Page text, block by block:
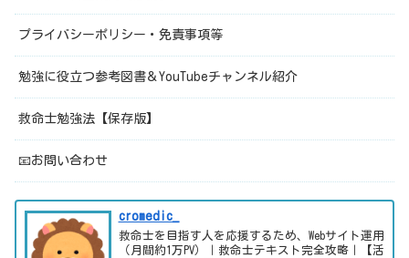
プライバシーポリシー・免責事項等
勉強に役立つ参考図書＆YouTubeチャンネル紹介
救命士勉強法【保存版】
📧お問い合わせ
cromedic_
救命士を目指す人を応援するため、Webサイト運用
（月間約1万PV）｜救命士テキスト完全攻略｜【活